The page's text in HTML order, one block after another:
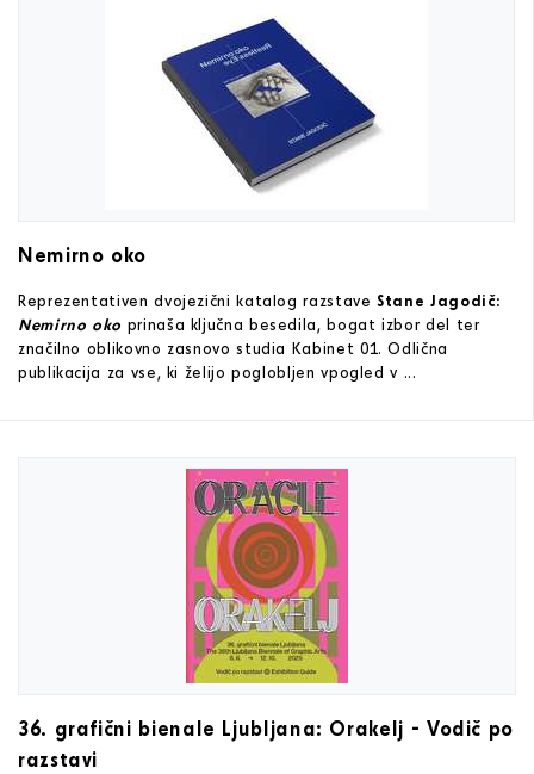
Nemirno oko
Reprezentativen dvojezični katalog razstaveStane Jagodič:
Nemirno oko prinaša ključna besedila, bogat izbor del ter
značilno oblikovno zasnovo studia Kabinet 01. Odlična
publikacija za vse, ki želijo poglobljen vpogled v ...
36. grafični bienale Ljubljana: Orakelj - Vodič po
razstavi